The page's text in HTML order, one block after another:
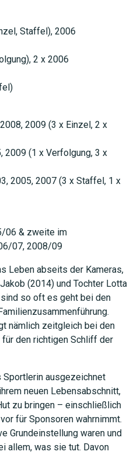
Staffel), 2006
2 x 2006
2009 (3 x Einzel, 2 x
2009 (1 x Verfolgung, 3 x
2005, 2007 (3 x Staffel, 1 x
06 & zweite im
07, 2008/09
Leben abseits der Kameras,
(2014) und Tochter Lotta
so oft es geht bei den
nämlich zeitgleich bei den
den richtigen Schliff der
ausgezeichnet
neuen Lebensabschnitt,
zu bringen – einschließlich
für Sponsoren wahrnimmt.
Grundeinstellung waren und
allem, was sie tut. Davon